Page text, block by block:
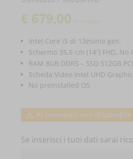
€ 679,00 IVA inclusa
Intel Core i5 di 13esima gen.
Schermo 35,6 cm (14”) FHD, No
RAM 8GB DDR5 – SSD 512GB
Scheda Video Intel UHD
No preinstalled OS
Al momento non disponibile
Se inserisci i tuoi dati sarai